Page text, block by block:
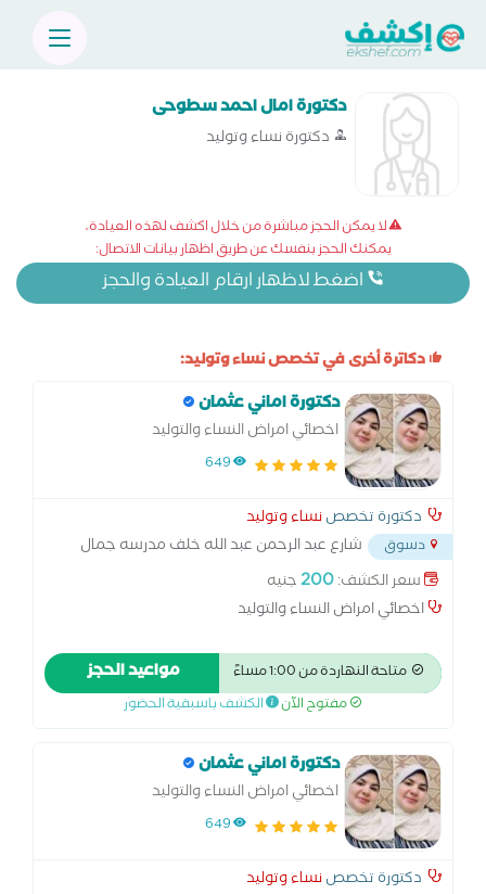
دكتورة امال احمد سطوحى
دكتورة نساء وتوليد
لا يمكن الحجز مباشرة من خلال اكشف لهذه العيادة،
يمكنك الحجز بنفسك عن طريق اظهار بيانات الاتصال:
اضغط لاظهار ارقام العيادة والحجز
دكاترة أخرى في تخصص نساء وتوليد:
دكتورة اماني عثمان
اخصائي امراض النساء والتوليد
649
دكتورة تخصصنساء وتوليد
دسوق
شارع عبد الرحمن عبد الله خلف مدرسه جمال
عبد الناصر المرور الجديد دسوق
سعر الكشف:200جنيه
اخصائي امراض النساء والتوليد
متاحة النهاردة من 1:00 مساءً مواعيد الحجز
مفتوح الآن الكشف باسبقية الحضور
دكتورة اماني عثمان
اخصائي امراض النساء والتوليد
649
دكتورة تخصصنساء وتوليد